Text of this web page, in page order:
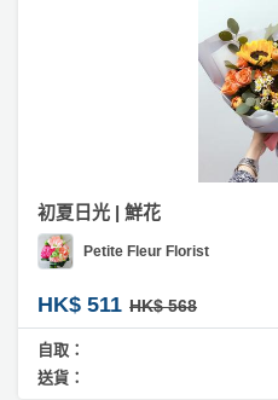
初夏日光 | 鮮花
Petite Fleur Florist
HK$ 511 HK$ 568
自取：
送貨：